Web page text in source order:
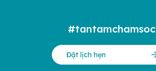
#tantamchamsoc
Đặt lịch hẹn